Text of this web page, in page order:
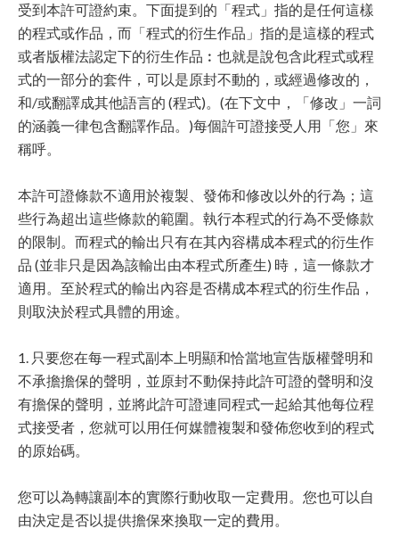
受到本許可證約束。下面提到的「程式」指的是任何這樣
的程式或作品，而「程式的衍生作品」指的是這樣的程式
或者版權法認定下的衍生作品︰也就是說包含此程式或程
式的一部分的套件，可以是原封不動的，或經過修改的，
和/或翻譯成其他語言的 (程式)。(在下文中，「修改」一詞
的涵義一律包含翻譯作品。)每個許可證接受人用「您」來
稱呼。
本許可證條款不適用於複製、發佈和修改以外的行為；這
些行為超出這些條款的範圍。執行本程式的行為不受條款
的限制。而程式的輸出只有在其內容構成本程式的衍生作
品 (並非只是因為該輸出由本程式所產生) 時，這一條款才
適用。至於程式的輸出內容是否構成本程式的衍生作品，
則取決於程式具體的用途。
1. 只要您在每一程式副本上明顯和恰當地宣告版權聲明和
不承擔擔保的聲明，並原封不動保持此許可證的聲明和沒
有擔保的聲明，並將此許可證連同程式一起給其他每位程
式接受者，您就可以用任何媒體複製和發佈您收到的程式
的原始碼。
您可以為轉讓副本的實際行動收取一定費用。您也可以自
由決定是否以提供擔保來換取一定的費用。